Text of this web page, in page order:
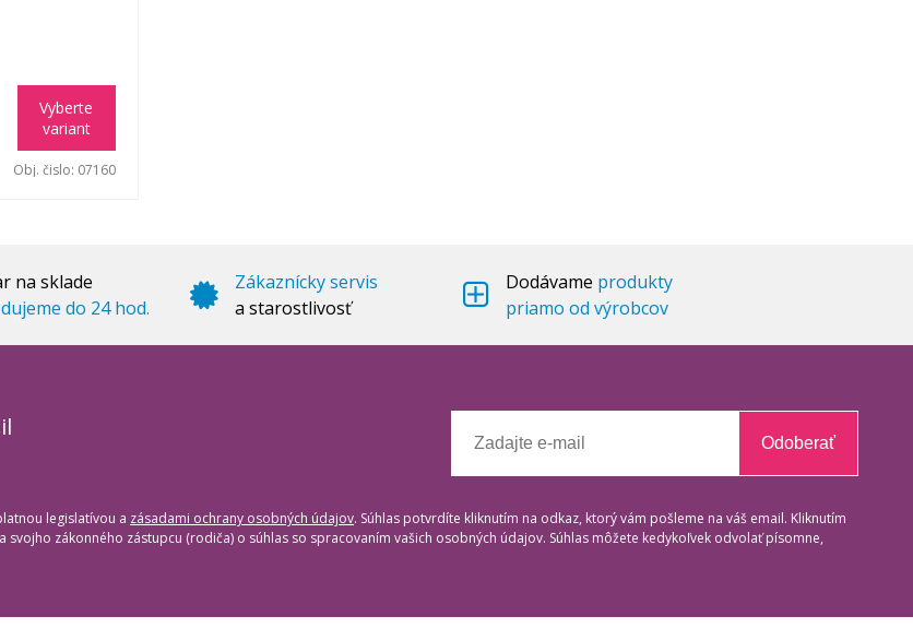
Vyberte
variant
Obj. čislo: 07160
na sklade
do 24 hod.
Zákaznícky servis
a starostlivosť
Dodávame produkty
priamo od výrobcov
Odoberať
legislatívou a zásadami ochrany osobných údajov. Súhlas potvrdíte kliknutím na odkaz, ktorý vám pošleme na váš email. Kliknutím
zákonného zástupcu (rodiča) o súhlas so spracovaním vašich osobných údajov. Súhlas môžete kedykoľvek odvolať písomne,